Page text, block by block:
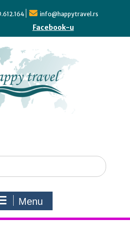
info@happytravel.rs
Facebook-u
Menu